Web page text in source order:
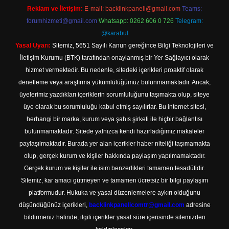
Reklam ve İletişim: E-mail: backlinkpaneli@gmail.com Teams:
forumhizmeti@gmail.com Whatsapp: 0262 606 0 726 Telegram:
@karabul
Yasal Uyarı: Sitemiz, 5651 Sayılı Kanun gereğince Bilgi Teknolojileri ve
İletişim Kurumu (BTK) tarafından onaylanmış bir Yer Sağlayıcı olarak
hizmet vermektedir. Bu nedenle, sitedeki içerikleri proaktif olarak
denetleme veya araştırma yükümlülüğümüz bulunmamaktadır. Ancak,
üyelerimiz yazdıkları içeriklerin sorumluluğunu taşımakta olup, siteye
üye olarak bu sorumluluğu kabul etmiş sayılırlar. Bu internet sitesi,
herhangi bir marka, kurum veya şahıs şirketi ile hiçbir bağlantısı
bulunmamaktadır. Sitede yalnızca kendi hazırladığımız makaleler
paylaşılmaktadır. Burada yer alan içerikler haber niteliği taşımamakta
olup, gerçek kurum ve kişiler hakkında paylaşım yapılmamaktadır.
Gerçek kurum ve kişiler ile isim benzerlikleri tamamen tesadüfidir.
Sitemiz, kar amacı gütmeyen ve tamamen ücretsiz bir bilgi paylaşım
platformudur. Hukuka ve yasal düzenlemelere aykırı olduğunu
düşündüğünüz içerikleri, backlinkpanelicomtr@gmail.com adresine
bildirmeniz halinde, ilgili içerikler yasal süre içerisinde sitemizden